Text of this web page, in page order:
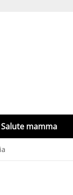
Salute mamma